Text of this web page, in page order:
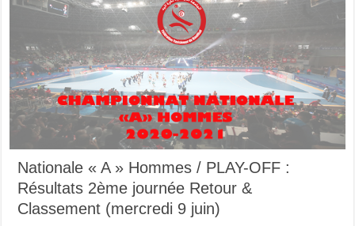
Nationale « A » Hommes / PLAY-OFF :
Résultats 2ème journée Retour &
Classement (mercredi 9 juin)